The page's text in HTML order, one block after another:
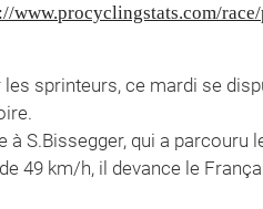
www.procyclingstats.com/
sprinteurs, ce mardi se
à S.Bissegger, qui a
49 km/h, il devance le